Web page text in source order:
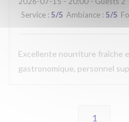
Service : 5/5 Ambiance : 5/5
Excellente nourriture fraîche
gastronomique, personnel
1